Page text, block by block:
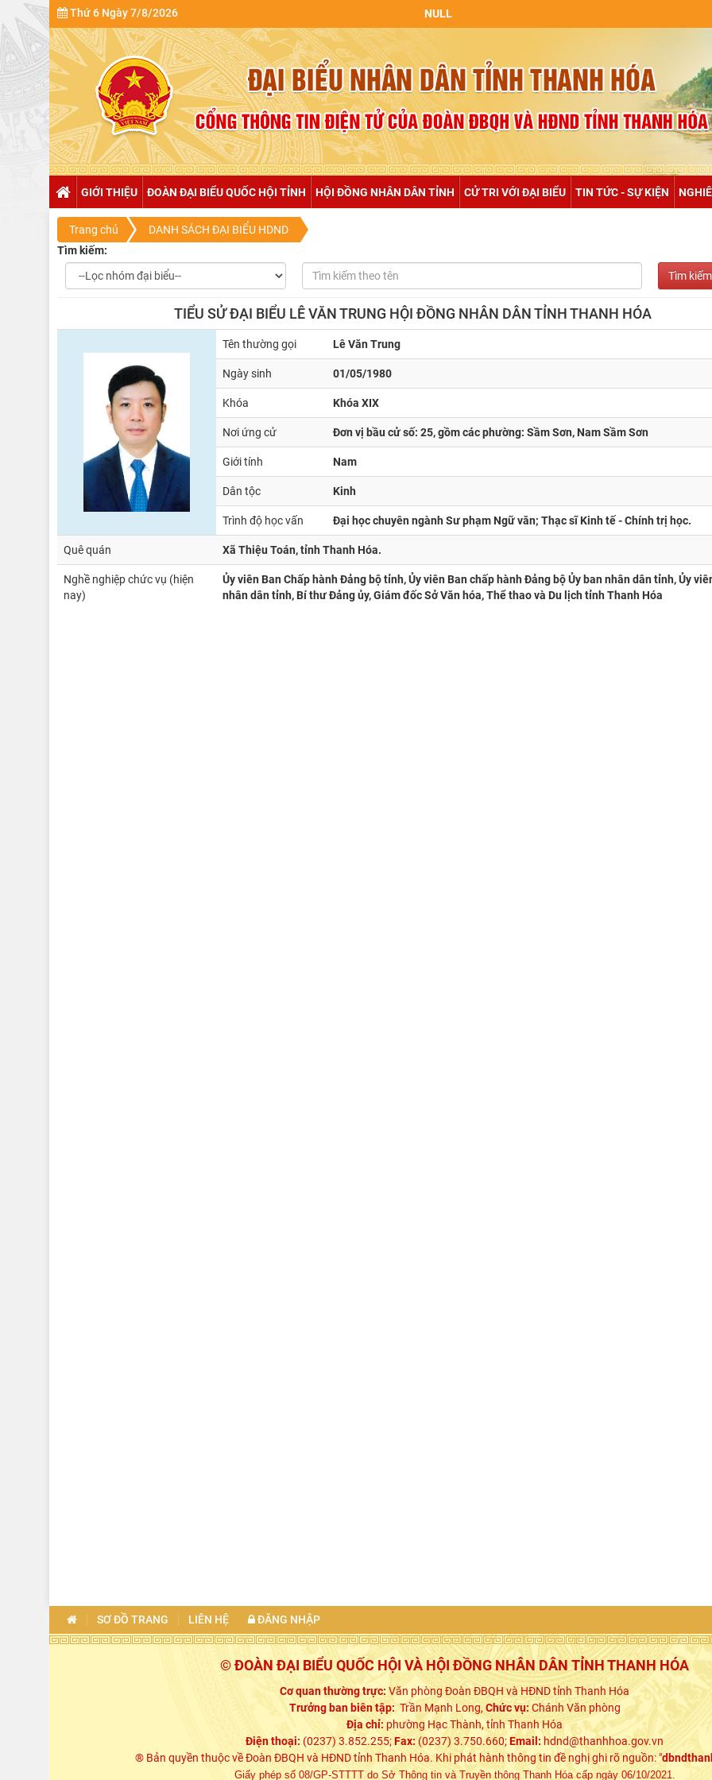
Thứ 6 Ngày 7/8/2026 NULL
GIỚI THIỆU ĐOÀN ĐẠI BIỂU QUỐC HỘI TỈNH HỘI ĐỒNG NHÂN DÂN TỈNH CỬ TRI VỚI ĐẠI BIỂU TIN TỨC - SỰ KIỆN
Trang chủ
DANH SÁCH ĐẠI BIỂU HDND
Tìm kiếm:
TIỂU SỬ ĐẠI BIỂU LÊ VĂN TRUNG HỘI ĐỒNG NHÂN DÂN TỈNH THANH HÓA
Tên thường gọi Lê Văn Trung
Ngày sinh 01/05/1980
Khóa Khóa XIX
Nơi ứng cử Đơn vị bầu cử số: 25, gồm các phường: Sầm Sơn, Nam Sầm Sơn
Giới tính Nam
Dân tộc Kinh
Trình độ học vấn Đại học chuyên ngành Sư phạm Ngữ văn; Thạc sĩ Kinh tế - Chính trị học.
Quê quán Xã Thiệu Toán, tỉnh Thanh Hóa.
Nghề nghiệp chức vụ (hiện
nay)
Ủy viên Ban Chấp hành Đảng bộ tỉnh, Ủy viên Ban chấp hành Đảng bộ Ủy ban nhân dân tỉnh, Ủy
nhân dân tỉnh, Bí thư Đảng ủy, Giám đốc Sở Văn hóa, Thể thao và Du lịch tỉnh Thanh Hóa
SƠ ĐỒ TRANG LIÊN HỆ ĐĂNG NHẬP
© ĐOÀN ĐẠI BIỂU QUỐC HỘI VÀ HỘI ĐỒNG NHÂN DÂN TỈNH THANH HÓA
Cơ quan thường trực: Văn phòng Đoàn ĐBQH và HĐND tỉnh Thanh Hóa
Trưởng ban biên tập:Trần Mạnh Long,Chức vụ:Chánh Văn phòng
Địa chỉ:phường Hạc Thành, tỉnh Thanh Hóa
Điện thoại: (0237) 3.852.255;Fax:(0237) 3.750.660;Email: hdnd@thanhhoa.gov.vn
® Bản quyền thuộc về Đoàn ĐBQH và HĐND tỉnh Thanh Hóa. Khi phát hành thông tin đề nghị ghi rõ nguồn: "
Giấy phép số 08/GP-STTTT do Sở Thông tin và Truyền thông Thanh Hóa cấp ngày 06/10/2021.